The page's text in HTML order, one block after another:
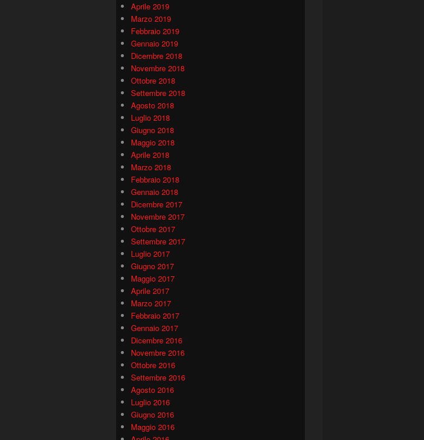
Aprile 2019
Marzo 2019
Febbraio 2019
Gennaio 2019
Dicembre 2018
Novembre 2018
Ottobre 2018
Settembre 2018
Agosto 2018
Luglio 2018
Giugno 2018
Maggio 2018
Aprile 2018
Marzo 2018
Febbraio 2018
Gennaio 2018
Dicembre 2017
Novembre 2017
Ottobre 2017
Settembre 2017
Luglio 2017
Giugno 2017
Maggio 2017
Aprile 2017
Marzo 2017
Febbraio 2017
Gennaio 2017
Dicembre 2016
Novembre 2016
Ottobre 2016
Settembre 2016
Agosto 2016
Luglio 2016
Giugno 2016
Maggio 2016